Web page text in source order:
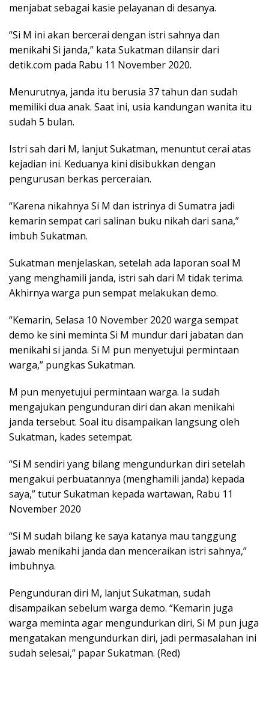
menjabat sebagai kasie pelayanan di desanya.
“Si M ini akan bercerai dengan istri sahnya dan
menikahi Si janda,” kata Sukatman dilansir dari
detik.com pada Rabu 11 November 2020.
Menurutnya, janda itu berusia 37 tahun dan sudah
memiliki dua anak. Saat ini, usia kandungan wanita itu
sudah 5 bulan.
Istri sah dari M, lanjut Sukatman, menuntut cerai atas
kejadian ini. Keduanya kini disibukkan dengan
pengurusan berkas perceraian.
“Karena nikahnya Si M dan istrinya di Sumatra jadi
kemarin sempat cari salinan buku nikah dari sana,”
imbuh Sukatman.
Sukatman menjelaskan, setelah ada laporan soal M
yang menghamili janda, istri sah dari M tidak terima.
Akhirnya warga pun sempat melakukan demo.
“Kemarin, Selasa 10 November 2020 warga sempat
demo ke sini meminta Si M mundur dari jabatan dan
menikahi si janda. Si M pun menyetujui permintaan
warga,” pungkas Sukatman.
M pun menyetujui permintaan warga. Ia sudah
mengajukan pengunduran diri dan akan menikahi
janda tersebut. Soal itu disampaikan langsung oleh
Sukatman, kades setempat.
“Si M sendiri yang bilang mengundurkan diri setelah
mengakui perbuatannya (menghamili janda) kepada
saya,” tutur Sukatman kepada wartawan, Rabu 11
November 2020
“Si M sudah bilang ke saya katanya mau tanggung
jawab menikahi janda dan menceraikan istri sahnya,”
imbuhnya.
Pengunduran diri M, lanjut Sukatman, sudah
disampaikan sebelum warga demo. “Kemarin juga
warga meminta agar mengundurkan diri, Si M pun juga
mengatakan mengundurkan diri, jadi permasalahan ini
sudah selesai,” papar Sukatman. (Red)